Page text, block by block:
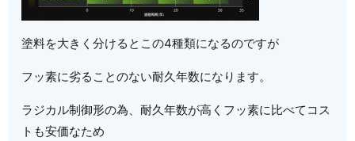
塗料を大きく分けるとこの4種類になるのですが
フッ素に劣ることのない耐久年数になります。
ラジカル制御形の為、耐久年数が高くフッ素に比べてコス
トも安価なため